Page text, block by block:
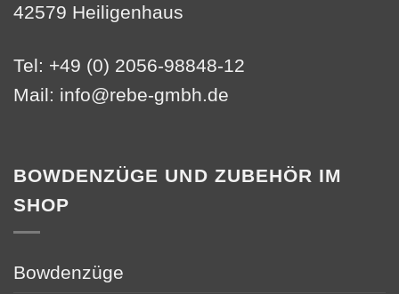
42579 Heiligenhaus
Tel: +49 (0) 2056-98848-12
Mail: info@rebe-gmbh.de
BOWDENZÜGE UND ZUBEHÖR IM
SHOP
Bowdenzüge